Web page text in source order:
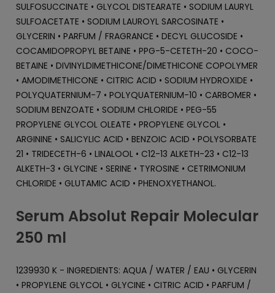
SULFOSUCCINATE • GLYCOL DISTEARATE • SODIUM LAURYL
SULFOACETATE • SODIUM LAUROYL SARCOSINATE •
GLYCERIN • PARFUM / FRAGRANCE • DECYL GLUCOSIDE •
COCAMIDOPROPYL BETAINE • PPG-5-CETETH-20 • COCO-
BETAINE • DIVINYLDIMETHICONE/DIMETHICONE COPOLYMER
• AMODIMETHICONE • CITRIC ACID • SODIUM HYDROXIDE •
POLYQUATERNIUM-7 • POLYQUATERNIUM-10 • CARBOMER •
SODIUM BENZOATE • SODIUM CHLORIDE • PEG-55
PROPYLENE GLYCOL OLEATE • PROPYLENE GLYCOL •
ARGININE • SALICYLIC ACID • BENZOIC ACID • POLYSORBATE
21 • TRIDECETH-6 • LINALOOL • C12-13 ALKETH-23 • C12-13
ALKETH-3 • GLYCINE • SERINE • TYROSINE • CETRIMONIUM
CHLORIDE • GLUTAMIC ACID • PHENOXYETHANOL.
Serum Absolut Repair Molecular
250 ml
1239930 K - INGREDIENTS: AQUA / WATER / EAU • GLYCERIN
• PROPYLENE GLYCOL • GLYCINE • CITRIC ACID • PARFUM /